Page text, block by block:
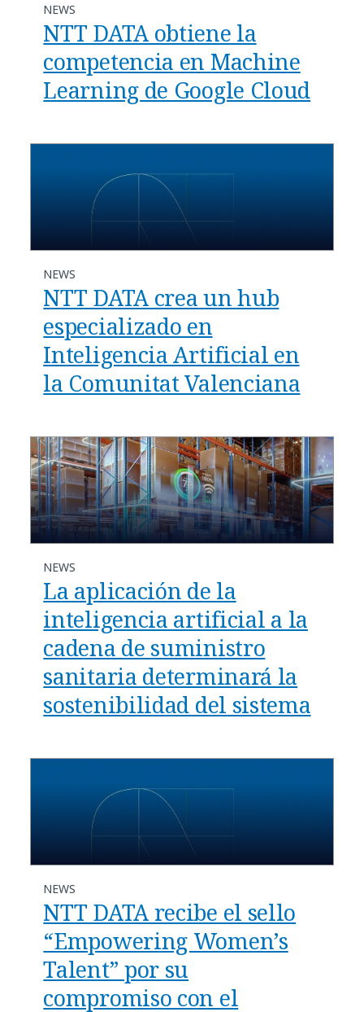
NEWS
NTT DATA obtiene la
competencia en Machine
Learning de Google Cloud
NEWS
NTT DATA crea un hub
especializado en
Inteligencia Artificial en
la Comunitat Valenciana
NEWS
La aplicación de la
inteligencia artificial a la
cadena de suministro
sanitaria determinará la
sostenibilidad del sistema
NEWS
NTT DATA recibe el sello
“Empowering Women’s
Talent” por su
compromiso con el